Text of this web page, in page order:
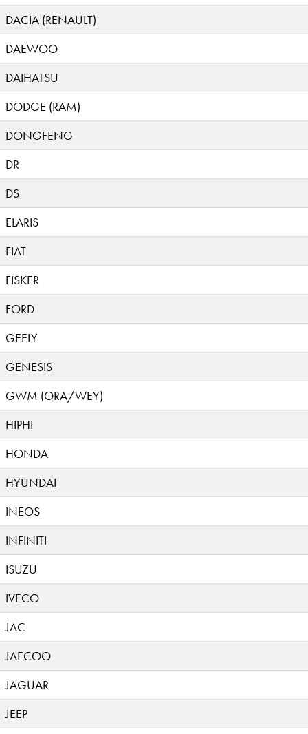
DACIA (RENAULT)
DAEWOO
DAIHATSU
DODGE (RAM)
DONGFENG
DR
DS
ELARIS
FIAT
FISKER
FORD
GEELY
GENESIS
GWM (ORA/WEY)
HIPHI
HONDA
HYUNDAI
INEOS
INFINITI
ISUZU
IVECO
JAC
JAECOO
JAGUAR
JEEP